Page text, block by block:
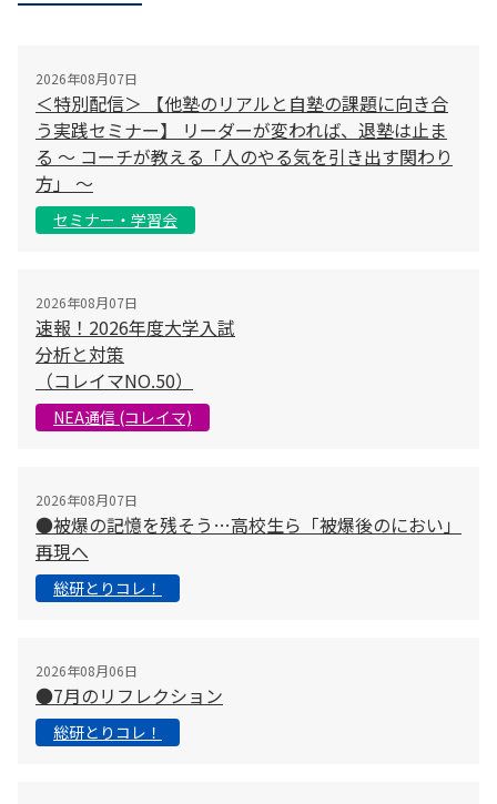
2026年08月07日
＜特別配信＞ 【他塾のリアルと自塾の課題に向き合
う実践セミナー】 リーダーが変われば、退塾は止ま
る 〜 コーチが教える「人のやる気を引き出す関わり
方」 〜
セミナー・学習会
2026年08月07日
速報！2026年度大学入試
分析と対策
（コレイマNO.50）
NEA通信 (コレイマ)
2026年08月07日
●被爆の記憶を残そう…高校生ら「被爆後のにおい」
再現へ
総研とりコレ！
2026年08月06日
●7月のリフレクション
総研とりコレ！